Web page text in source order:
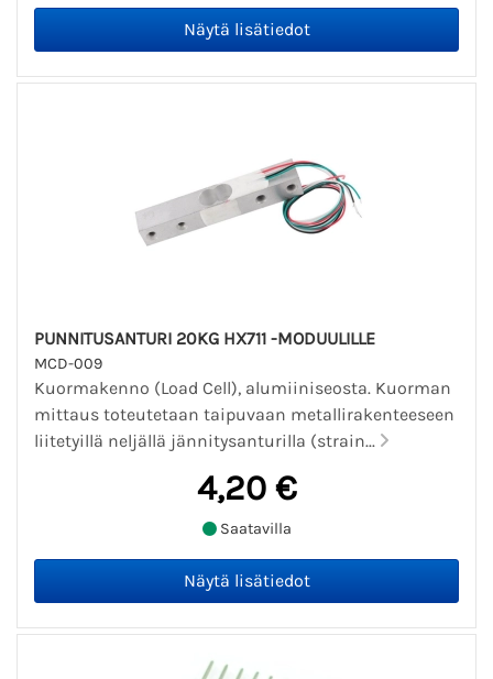
PUNNITUSANTURI 20KG HX711 -MODUULILLE
MCD-009
Kuormakenno (Load Cell), alumiiniseosta. Kuorman
mittaus toteutetaan taipuvaan metallirakenteeseen
liitetyillä neljällä jännitysanturilla (strain...
4,20 €
Saatavilla